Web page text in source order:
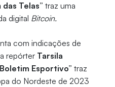
das Telas” traz uma
digital Bitcoin.
com indicações de
repórter Tarsila
Esportivo” traz
do Nordeste de 2023